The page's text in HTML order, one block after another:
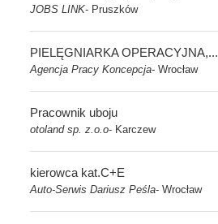
JOBS LINK- Pruszków
PIELĘGNIARKA OPERACYJNA,...
Agencja Pracy Koncepcja-Wrocław
Pracownik uboju
otoland sp. z.o.o- Karczew
kierowca kat.C+E
Auto-Serwis Dariusz Peśla-Wrocław